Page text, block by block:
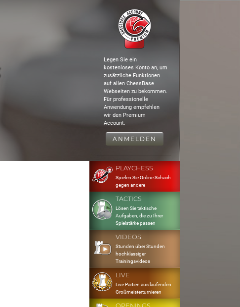
Legen Sie ein
kostenloses Konto an, um
zusätzliche Funktionen
auf allen ChessBase
Webseiten zu bekommen.
Für professionelle
Anwendung empfehlen
wir den Premium
Account.
ANMELDEN
PLAYCHESS
Spielen Sie Online Schach
gegen andere
TACTICS
Lösen Sie taktische
Aufgaben, die zu Ihrer
Spielstärke passen
VIDEOS
Stunden über Stunden
hochklassiger
Trainingsvideos
LIVE
Live Partien aus laufenden
Großmeisterturnieren